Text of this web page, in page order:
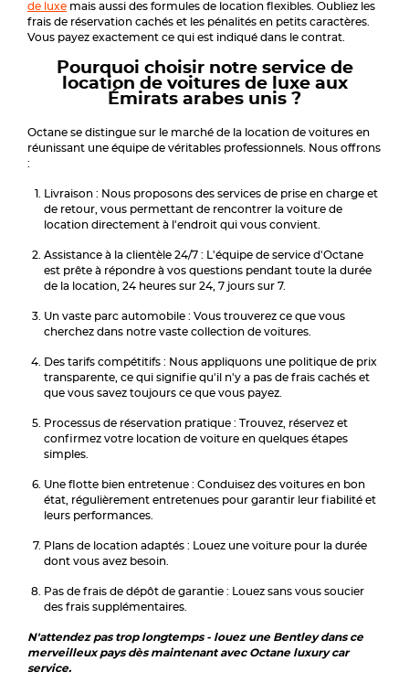
de luxe mais aussi des formules de location flexibles. Oubliez les
frais de réservation cachés et les pénalités en petits caractères.
Vous payez exactement ce qui est indiqué dans le contrat.
Pourquoi choisir notre service de
location de voitures de luxe aux
Émirats arabes unis ?
Octane se distingue sur le marché de la location de voitures en
réunissant une équipe de véritables professionnels. Nous offrons
:
Livraison : Nous proposons des services de prise en charge et
de retour, vous permettant de rencontrer la voiture de
location directement à l'endroit qui vous convient.
Assistance à la clientèle 24/7 : L'équipe de service d'Octane
est prête à répondre à vos questions pendant toute la durée
de la location, 24 heures sur 24, 7 jours sur 7.
Un vaste parc automobile : Vous trouverez ce que vous
cherchez dans notre vaste collection de voitures.
Des tarifs compétitifs : Nous appliquons une politique de prix
transparente, ce qui signifie qu'il n'y a pas de frais cachés et
que vous savez toujours ce que vous payez.
Processus de réservation pratique : Trouvez, réservez et
confirmez votre location de voiture en quelques étapes
simples.
Une flotte bien entretenue : Conduisez des voitures en bon
état, régulièrement entretenues pour garantir leur fiabilité et
leurs performances.
Plans de location adaptés : Louez une voiture pour la durée
dont vous avez besoin.
Pas de frais de dépôt de garantie : Louez sans vous soucier
des frais supplémentaires.
N'attendez pas trop longtemps - louez une Bentley dans ce
merveilleux pays dès maintenant avec Octane luxury car
service.